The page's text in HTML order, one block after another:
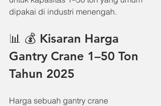
dipakai di industri menengah.
📊 💰 Kisaran Harga
Gantry Crane 1–50 Ton
Tahun 2025
Harga sebuah gantry crane